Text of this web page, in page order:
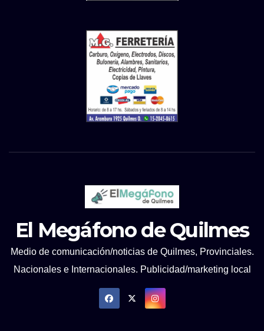
El Megáfono de Quilmes
Medio de comunicación/noticias de Quilmes, Provinciales.
Nacionales e Internacionales. Publicidad/marketing local